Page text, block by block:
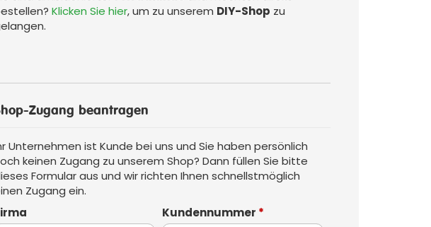
Klicken Sie hier, um zu unserem DIY-Shop zu
Zugang beantragen
Unternehmen ist Kunde bei uns und Sie haben persönlich
keinen Zugang zu unserem Shop? Dann füllen Sie bitte
Formular aus und wir richten Ihnen schnellstmöglich
Zugang ein.
Kundennummer *